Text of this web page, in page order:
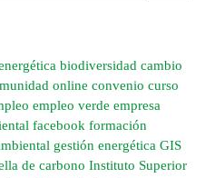
biodiversidad cambio
online convenio curso
empleo verde empresa
facebook formación
gestión energética GIS
de carbono Instituto Superior